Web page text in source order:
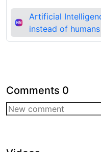
Artificial
instead of humans
Comments 0